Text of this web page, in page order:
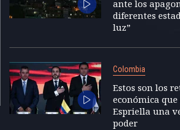
ante los
diferentes
luz”
Colombia
Estos son los
económica
Espriella una
poder